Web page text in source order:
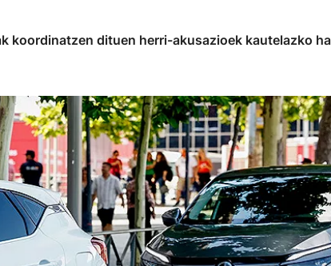
koordinatzen dituen herri-akusazioek kautelazko